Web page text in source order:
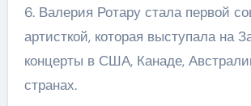
6. Валерия Ротару стала первой
артисткой, которая выступала на
концерты в США, Канаде,
странах.